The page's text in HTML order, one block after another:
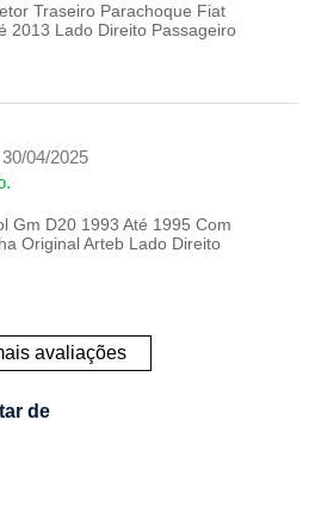
Traseiro Parachoque Fiat
2013 Lado Direito Passageiro
30/04/2025
Gm D20 1993 Até 1995 Com
Original Arteb Lado Direito
avaliações
de